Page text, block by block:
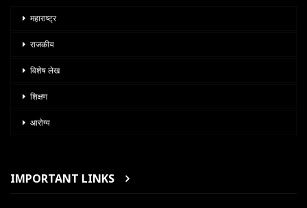
महाराष्ट्र
राजकीय
विशेष लेख
शिक्षण
आरोग्य
IMPORTANT LINKS